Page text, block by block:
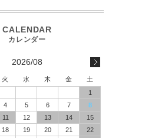
2026/08
火 水 木 金
土
1
4 5 6 7
8
11 12 13 14
15
18 19 20 21
22